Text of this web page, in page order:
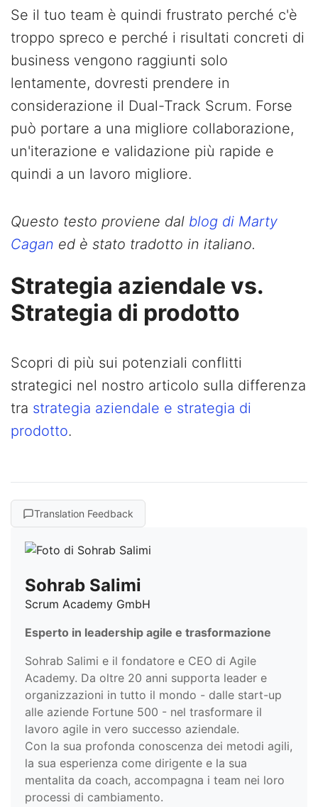
Se il tuo team è quindi frustrato perché c'è
troppo spreco e perché i risultati concreti di
business vengono raggiunti solo
lentamente, dovresti prendere in
considerazione il Dual-Track Scrum. Forse
può portare a una migliore collaborazione,
un'iterazione e validazione più rapide e
quindi a un lavoro migliore.
Questo testo proviene dal blog di Marty
Cagan ed è stato tradotto in italiano.
Strategia aziendale vs.
Strategia di prodotto
Scopri di più sui potenziali conflitti
strategici nel nostro articolo sulla differenza
tra strategia aziendale e strategia di
prodotto.
Translation Feedback
Sohrab Salimi
Scrum Academy GmbH
Esperto in leadership agile e trasformazione
Sohrab Salimi e il fondatore e CEO di Agile
Academy. Da oltre 20 anni supporta leader e
organizzazioni in tutto il mondo - dalle start-up
alle aziende Fortune 500 - nel trasformare il
lavoro agile in vero successo aziendale.
Con la sua profonda conoscenza dei metodi agili,
la sua esperienza come dirigente e la sua
mentalita da coach, accompagna i team nei loro
processi di cambiamento.